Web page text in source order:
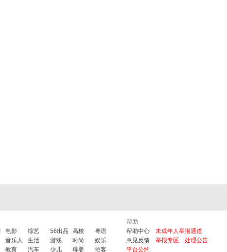
电影 综艺 56出品 高校
粤语
音乐人 生活 游戏 时尚
娱乐
教育 汽车 少儿 母婴 拍客
帮助
帮助中心
未成年人举报通道
意见反馈
举报专区
处理公告
平台公约